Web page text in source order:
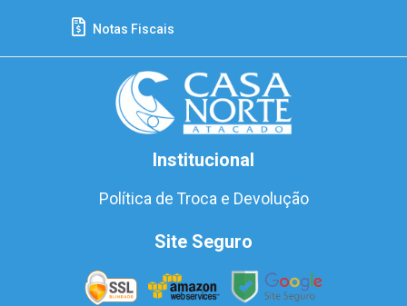
Notas Fiscais
Institucional
Política de Troca e Devolução
Site Seguro